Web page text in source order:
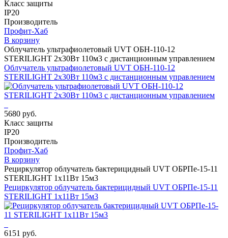
Класс защиты
IP20
Производитель
Профит-Хаб
В корзину
Облучатель ультрафиолетовый UVT ОБН-110-12
STERILIGHT 2х30Вт 110м3 с дистанционным управлением
Облучатель ультрафиолетовый UVT ОБН-110-12
STERILIGHT 2х30Вт 110м3 с дистанционным управлением
5680 руб.
Класс защиты
IP20
Производитель
Профит-Хаб
В корзину
Рециркулятор облучатель бактерицидный UVT ОБРПе-15-11
STERILIGHT 1х11Вт 15м3
Рециркулятор облучатель бактерицидный UVT ОБРПе-15-11
STERILIGHT 1х11Вт 15м3
6151 руб.